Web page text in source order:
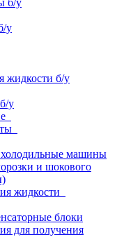
б/у
у
жидкости б/у
у
машины
и шокового
жидкости
блоки
для получения